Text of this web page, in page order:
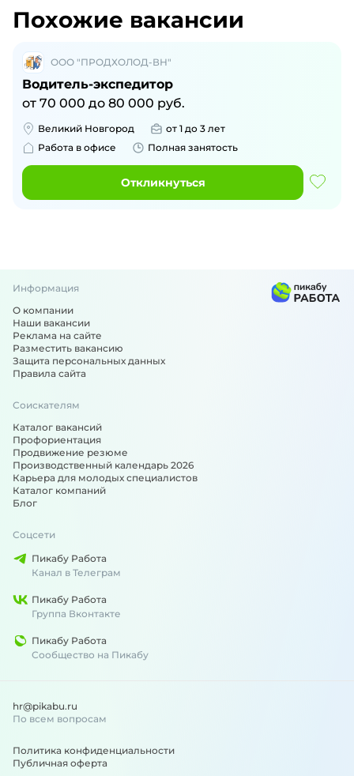
Похожие вакансии
ООО "ПРОДХОЛОД-ВН"
Водитель-экспедитор
от 70 000 до 80 000 руб.
Великий Новгород
от 1 до 3 лет
Работа в офисе
Полная занятость
Откликнуться
Информация
О компании
Наши вакансии
Реклама на сайте
Разместить вакансию
Защита персональных данных
Правила сайта
Соискателям
Каталог вакансий
Профориентация
Продвижение резюме
Производственный календарь 2026
Карьера для молодых специалистов
Каталог компаний
Блог
Соцсети
Пикабу Работа
Канал в Телеграм
Пикабу Работа
Группа Вконтакте
Пикабу Работа
Сообщество на Пикабу
hr@pikabu.ru
По всем вопросам
Политика конфиденциальности
Публичная оферта